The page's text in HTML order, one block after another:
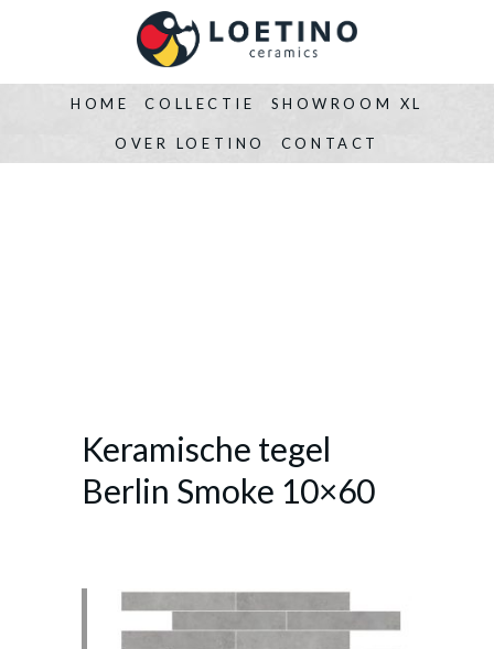
HOME COLLECTIE SHOWROOM XL
OVER LOETINO CONTACT
Keramische tegel
Berlin Smoke 10×60